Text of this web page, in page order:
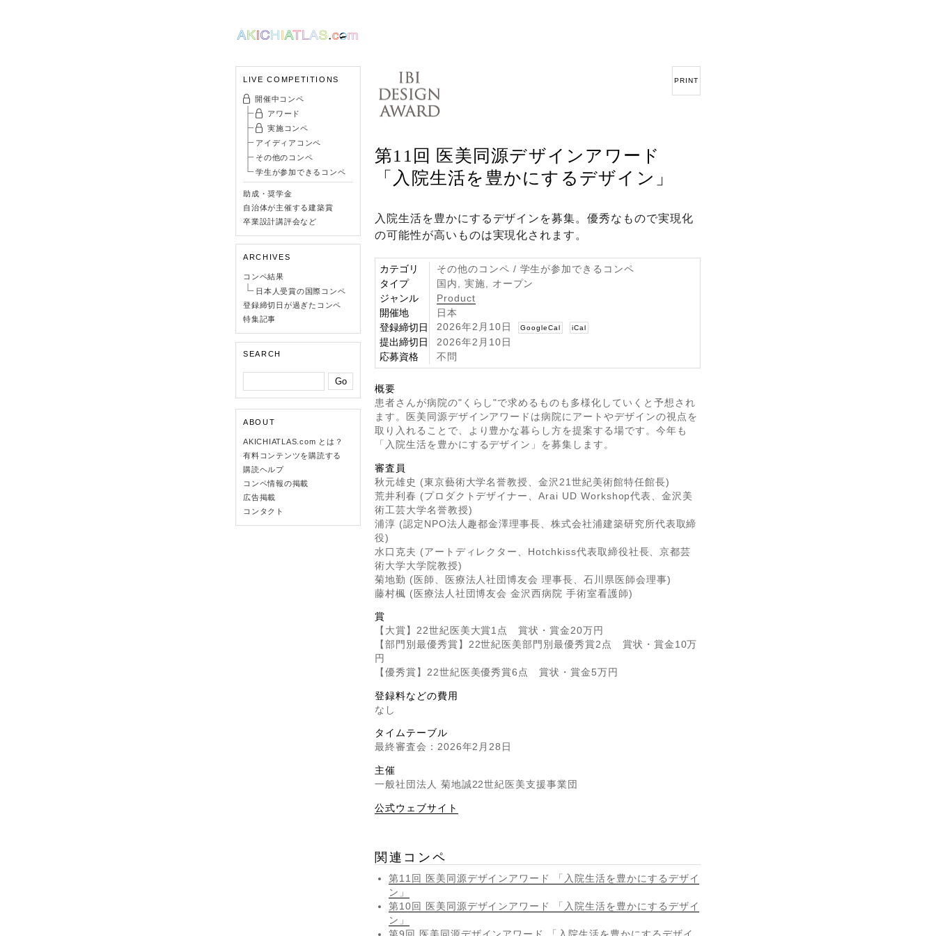
LIVE COMPETITIONS
開催中コンペ
アワード
実施コンペ
アイディアコンペ
その他のコンペ
学生が参加できるコンペ
助成・奨学金
自治体が主催する建築賞
卒業設計講評会など
ARCHIVES
コンペ結果
日本人受賞の国際コンペ
登録締切日が過ぎたコンペ
特集記事
SEARCH
ABOUT
AKICHIATLAS.com とは？
有料コンテンツを購読する
購読ヘルプ
コンペ情報の掲載
広告掲載
コンタクト
PRINT
第11回 医美同源デザインアワード
「入院生活を豊かにするデザイン」
入院生活を豊かにするデザインを募集。優秀なもので実現化
の可能性が高いものは実現化されます。
カテゴリ
その他のコンペ / 学生が参加できるコンペ
タイプ
国内, 実施, オープン
ジャンル
Product
開催地
日本
登録締切日
2026年2月10日 GoogleCal iCal
提出締切日
2026年2月10日
応募資格
不問
概要
患者さんが病院の"くらし"で求めるものも多様化していくと予想され
ます。医美同源デザインアワードは病院にアートやデザインの視点を
取り入れることで、より豊かな暮らし方を提案する場です。今年も
「入院生活を豊かにするデザイン」を募集します。
審査員
秋元雄史 (東京藝術大学名誉教授、金沢21世紀美術館特任館長)
荒井利春 (プロダクトデザイナー、Arai UD Workshop代表、金沢美
術工芸大学名誉教授)
浦淳 (認定NPO法人趣都金澤理事長、株式会社浦建築研究所代表取締
役)
水口克夫 (アートディレクター、Hotchkiss代表取締役社長、京都芸
術大学大学院教授)
菊地勤 (医師、医療法人社団博友会 理事長、石川県医師会理事)
藤村楓 (医療法人社団博友会 金沢西病院 手術室看護師)
賞
【大賞】22世紀医美大賞1点 賞状・賞金20万円
【部門別最優秀賞】22世紀医美部門別最優秀賞2点 賞状・賞金10万
円
【優秀賞】22世紀医美優秀賞6点 賞状・賞金5万円
登録料などの費用
なし
タイムテーブル
最終審査会：2026年2月28日
主催
一般社団法人 菊地誠22世紀医美支援事業団
公式ウェブサイト
関連コンペ
第11回 医美同源デザインアワード 「入院生活を豊かにするデザイ
ン」
第10回 医美同源デザインアワード 「入院生活を豊かにするデザイ
ン」